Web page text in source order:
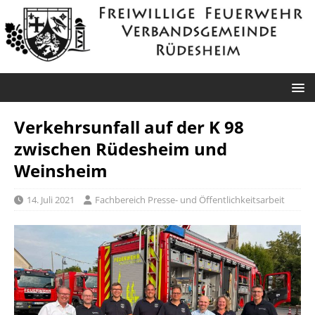
Verkehrsunfall auf der K 98
zwischen Rüdesheim und
Weinsheim
14. Juli 2021 Fachbereich Presse- und Öffentlichkeitsarbeit